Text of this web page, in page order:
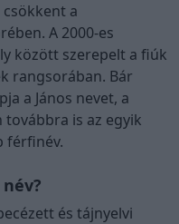
a
A 2000-es
között szerepelt a fiúk
rangsorában. Bár
a János nevet, a
is az egyik
férfinév.
és tájnyelvi